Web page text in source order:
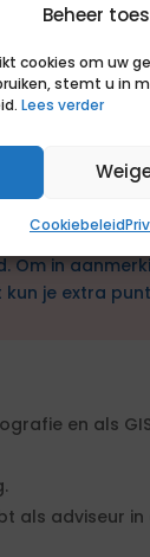
Beheer
cookies om uw
stemt u in
Lees verder
Cookiebeleid
staat bent
termijn
De
Om in
je extra
en als
als adviseur in